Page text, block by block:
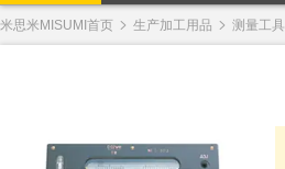
米思米MISUMI首页 生产加工用品 测量工具